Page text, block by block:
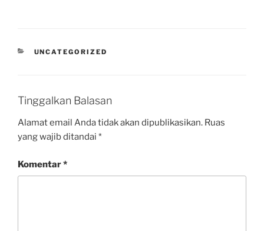
UNCATEGORIZED
Tinggalkan Balasan
Alamat email Anda tidak akan dipublikasikan. Ruas
yang wajib ditandai *
Komentar*